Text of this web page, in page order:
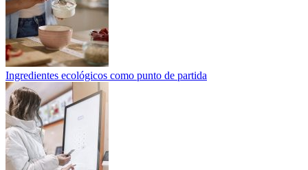
Ingredientes ecológicos como punto de partida